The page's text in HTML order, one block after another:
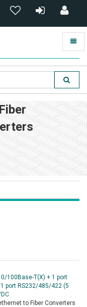
100Base-T(X) + 1 port
port RS232/485/422 (5
to Fiber Converters